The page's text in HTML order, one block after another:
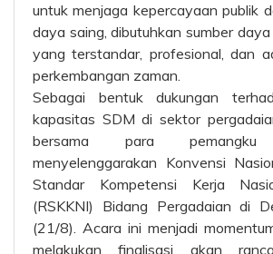
untuk menjaga kepercayaan publik
daya saing, dibutuhkan sumber
yang terstandar, profesional, dan
perkembangan zaman.
Sebagai bentuk dukungan
kapasitas SDM di sektor
bersama para pemangku
menyelenggarakan Konvensi
Standar Kompetensi Kerja
(RSKKNI) Bidang Pergadaian di
(21/8). Acara ini menjadi
melakukan finalisasi akan